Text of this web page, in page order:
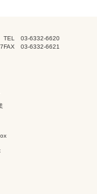
TEL 03-6332-6620
FAX 03-6332-6621